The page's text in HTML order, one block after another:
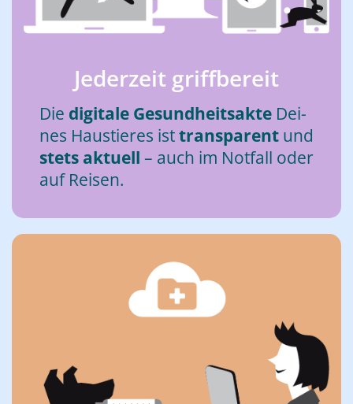
Je­der­zeit griff­be­reit
Die di­gi­ta­le Ge­sund­heits­ak­te Dei­
nes Haus­tie­res isttrans­pa­rent und
stets ak­tu­ell – auch im Not­fall oder
auf Rei­sen.